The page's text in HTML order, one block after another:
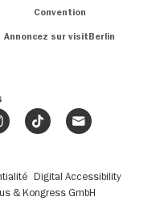
Convention
Annoncez sur visitBerlin
Digital Accessibility
& Kongress GmbH